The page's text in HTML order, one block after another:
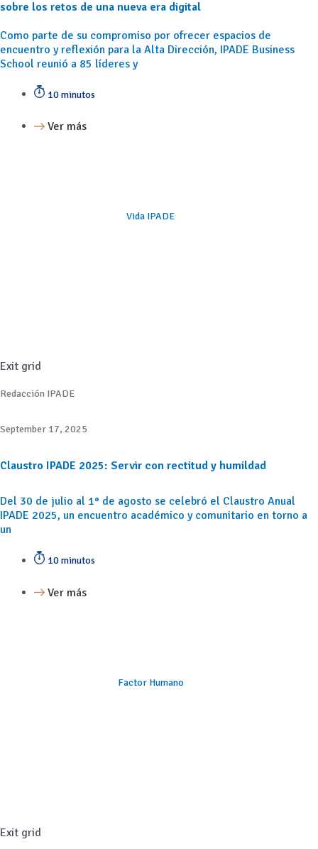
sobre los retos de una nueva era digital
Como parte de su compromiso por ofrecer espacios de
encuentro y reflexión para la Alta Dirección, IPADE Business
School reunió a 85 líderes y
10 minutos
Ver más
Vida IPADE
Exit grid
Redacción IPADE
September 17, 2025
Claustro IPADE 2025: Servir con rectitud y humildad
Del 30 de julio al 1° de agosto se celebró el Claustro Anual
IPADE 2025, un encuentro académico y comunitario en torno a
un
10 minutos
Ver más
Factor Humano
Exit grid